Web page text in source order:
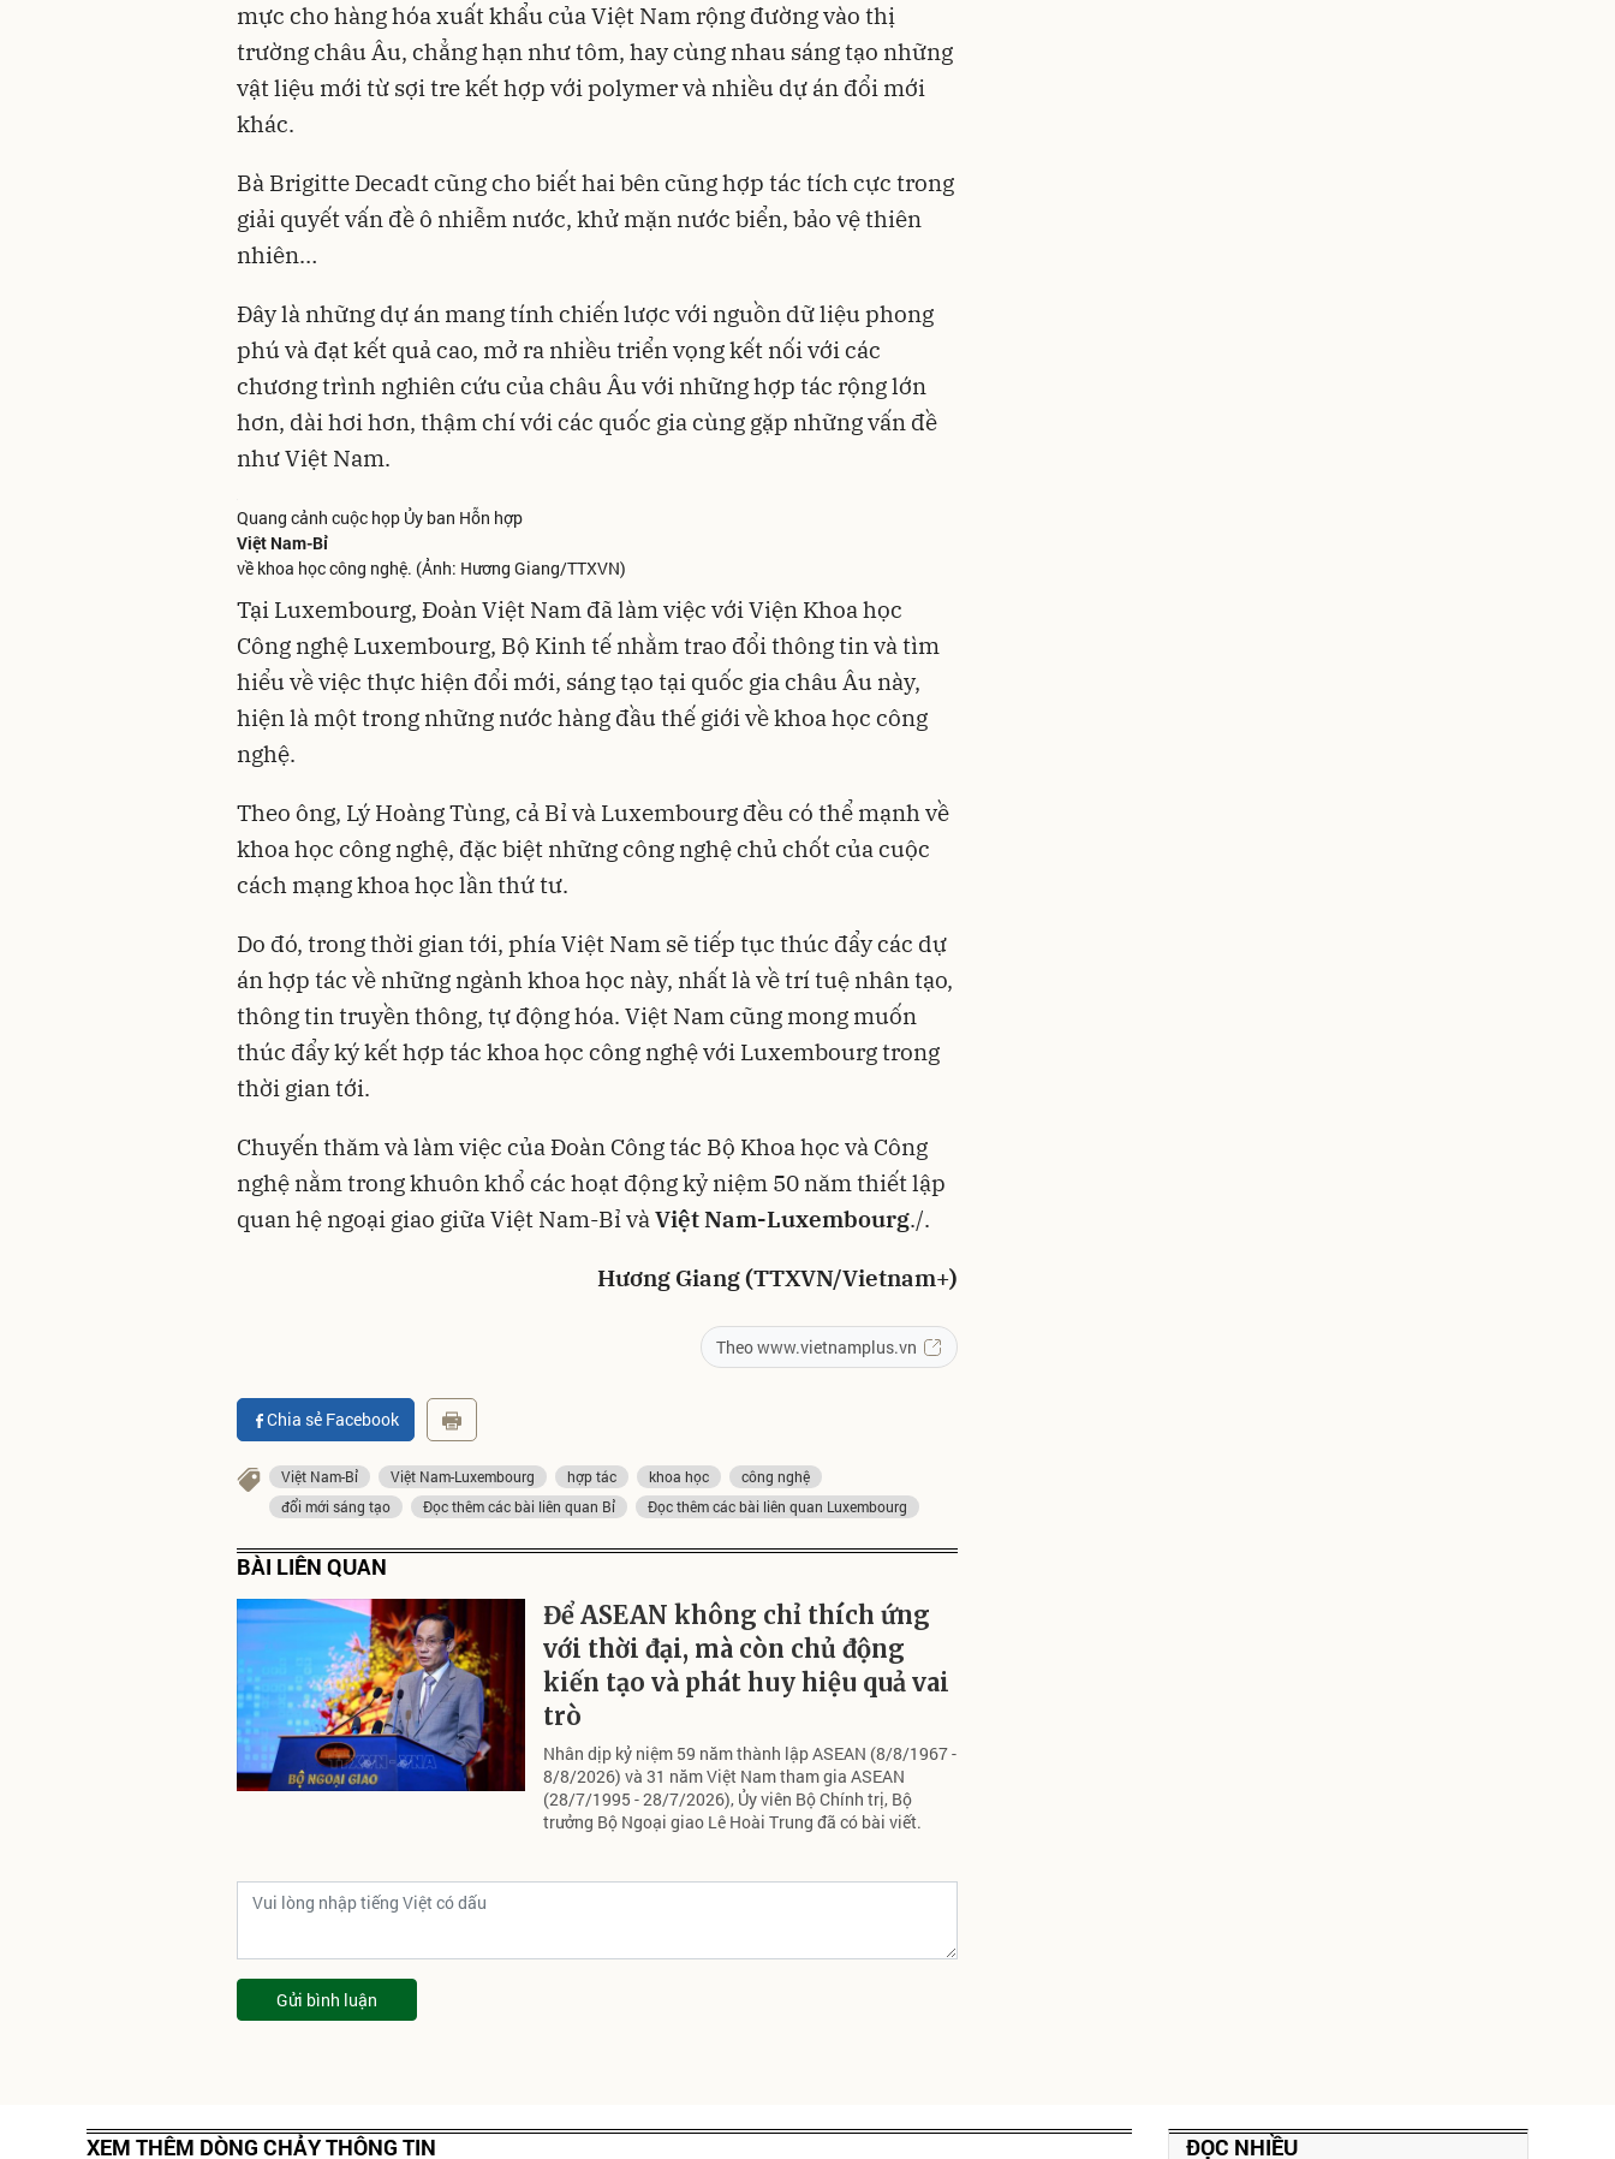
mực cho hàng hóa xuất khẩu của Việt Nam rộng đường vào thị
trường châu Âu, chẳng hạn như tôm, hay cùng nhau sáng tạo những
vật liệu mới từ sợi tre kết hợp với polymer và nhiều dự án đổi mới
khác.
Bà Brigitte Decadt cũng cho biết hai bên cũng hợp tác tích cực trong
giải quyết vấn đề ô nhiễm nước, khử mặn nước biển, bảo vệ thiên
nhiên…
Đây là những dự án mang tính chiến lược với nguồn dữ liệu phong
phú và đạt kết quả cao, mở ra nhiều triển vọng kết nối với các
chương trình nghiên cứu của châu Âu với những hợp tác rộng lớn
hơn, dài hơi hơn, thậm chí với các quốc gia cùng gặp những vấn đề
như Việt Nam.
Quang cảnh cuộc họp Ủy ban Hỗn hợp
Việt Nam-Bỉ
về khoa học công nghệ. (Ảnh: Hương Giang/TTXVN)
Tại Luxembourg, Đoàn Việt Nam đã làm việc với Viện Khoa học
Công nghệ Luxembourg, Bộ Kinh tế nhằm trao đổi thông tin và tìm
hiểu về việc thực hiện đổi mới, sáng tạo tại quốc gia châu Âu này,
hiện là một trong những nước hàng đầu thế giới về khoa học công
nghệ.
Theo ông, Lý Hoàng Tùng, cả Bỉ và Luxembourg đều có thể mạnh về
khoa học công nghệ, đặc biệt những công nghệ chủ chốt của cuộc
cách mạng khoa học lần thứ tư.
Do đó, trong thời gian tới, phía Việt Nam sẽ tiếp tục thúc đẩy các dự
án hợp tác về những ngành khoa học này, nhất là về trí tuệ nhân tạo,
thông tin truyền thông, tự động hóa. Việt Nam cũng mong muốn
thúc đẩy ký kết hợp tác khoa học công nghệ với Luxembourg trong
thời gian tới.
Chuyến thăm và làm việc của Đoàn Công tác Bộ Khoa học và Công
nghệ nằm trong khuôn khổ các hoạt động kỷ niệm 50 năm thiết lập
quan hệ ngoại giao giữa Việt Nam-Bỉ vàViệt Nam-Luxembourg./.
Hương Giang (TTXVN/Vietnam+)
Theo www.vietnamplus.vn
Chia sẻ Facebook
Việt Nam-Bỉ Việt Nam-Luxembourg hợp tác khoa học
công nghệ
đổi mới sáng tạo
Đọc thêm các bài liên quan Bỉ Đọc thêm các bài liên quan Luxembourg
BÀI LIÊN QUAN
Để ASEAN không chỉ thích ứng
với thời đại, mà còn chủ động
kiến tạo và phát huy hiệu quả vai
trò
Nhân dịp kỷ niệm 59 năm thành lập ASEAN (8/8/1967 -
8/8/2026) và 31 năm Việt Nam tham gia ASEAN
(28/7/1995 - 28/7/2026), Ủy viên Bộ Chính trị, Bộ
trưởng Bộ Ngoại giao Lê Hoài Trung đã có bài viết.
Gửi bình luận
XEM THÊM DÒNG CHẢY THÔNG TIN ĐỌC NHIỀU